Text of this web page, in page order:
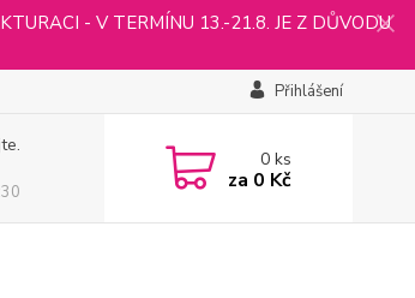
- V TERMÍNU 13.-21.8. JE Z DŮVODU
Přihlášení
0ks
za 0 Kč